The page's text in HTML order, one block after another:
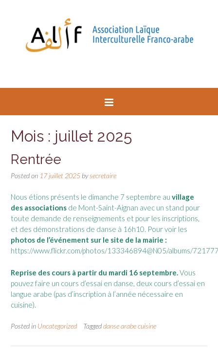
Mois : juillet 2025
Rentrée
Posted on 17 juillet 2025 bysecretaire
Nous étions présents le dimanche 7 septembre au village
des associations de Mont-Saint-Aignan avec un stand pour
toute demande de renseignements et pour les inscriptions,
et des démonstrations de danse à 16h10. Pour voir les
photos de l’événement sur le site de la mairie :
https://www.flickr.com/photos/133346894@N05/albums/
Reprise des cours à partir du mardi 16 septembre. Vous
pouvez faire un cours d’essai en danse, deux cours d’essai en
langue arabe (pas d’inscription à l’année nécessaire en
cuisine).
Posted in Uncategorized Taggeddanse arabe cuisine